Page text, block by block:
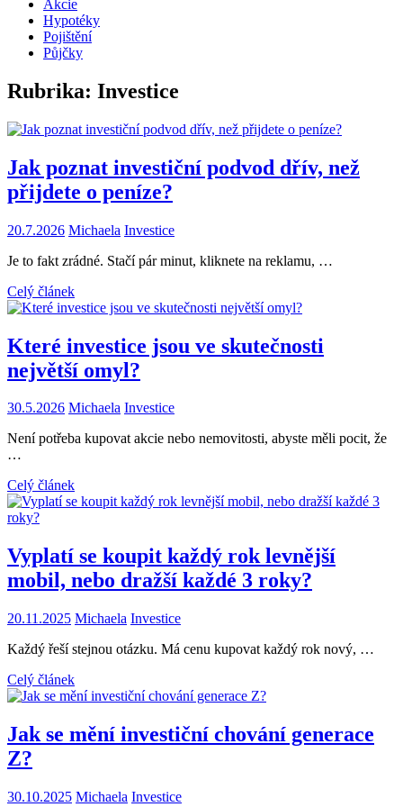
Akcie
Hypotéky
Pojištění
Půjčky
Rubrika: Investice
Jak poznat investiční podvod dřív, než
přijdete o peníze?
20.7.2026 Michaela Investice
Je to fakt zrádné. Stačí pár minut, kliknete na reklamu, …
Celý článek
Které investice jsou ve skutečnosti
největší omyl?
30.5.2026 Michaela Investice
Není potřeba kupovat akcie nebo nemovitosti, abyste měli pocit, že
…
Celý článek
Vyplatí se koupit každý rok levnější
mobil, nebo dražší každé 3 roky?
20.11.2025 Michaela Investice
Každý řeší stejnou otázku. Má cenu kupovat každý rok nový, …
Celý článek
Jak se mění investiční chování generace
Z?
30.10.2025 Michaela Investice